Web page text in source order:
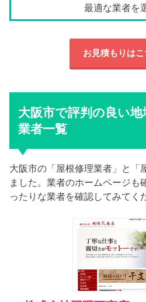
最適な業者を
お見積もりは
大阪市で評判の良い
業者一覧
大阪市の「屋根修理業者」と「
ました。業者のホームページも
ったりな業者を確認してみてく